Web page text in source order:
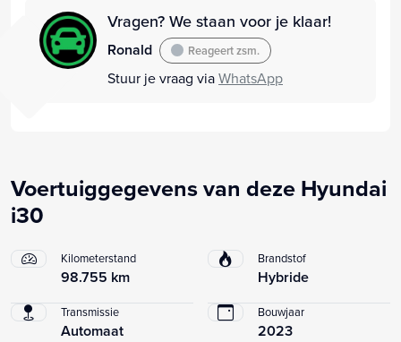
Vragen? We staan voor je klaar!
Ronald Reageert zsm.
Stuur je vraag viaWhatsApp
Voertuiggegevens van deze Hyundai
i30
Kilometerstand
98.755 km
Brandstof
Hybride
Transmissie
Automaat
Bouwjaar
2023